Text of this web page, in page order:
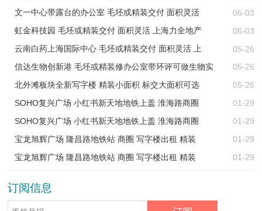
文一中心带露台的办公室 毛坯或精装交付 面积灵活
06-03
虹金科技园 毛坯或精装交付 面积灵活 上海力全地产
06-03
云南白药上海国际中心 毛坯或精装交付 面积灵活 上
05-26
信达生物创新港 毛坯或精装修办公室带环评可做生物实
05-26
北外滩板块全新写字楼 精装小面积 标交大面积可选
05-26
SOHO复兴广场 小红书新天地地铁上盖 淮海路商圈
01-29
SOHO复兴广场 小红书新天地地铁上盖 淮海路商圈
01-29
宝龙旭辉广场 隆昌路地铁站 商圈 写字楼出租 精装
01-29
宝龙旭辉广场 隆昌路地铁站 商圈 写字楼出租 精装
01-29
订阅信息